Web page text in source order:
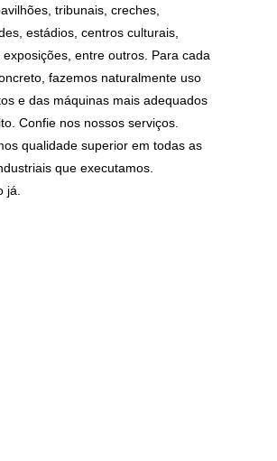
tribunais, creches,
estádios, centros culturais,
entre outros. Para cada
fazemos naturalmente uso
e das máquinas mais adequados
Confie nos nossos serviços.
qualidade superior em todas as
que executamos.
já.